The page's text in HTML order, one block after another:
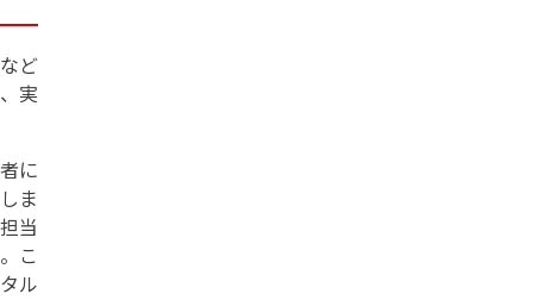
ど
実
に
ま
当
こ
ル